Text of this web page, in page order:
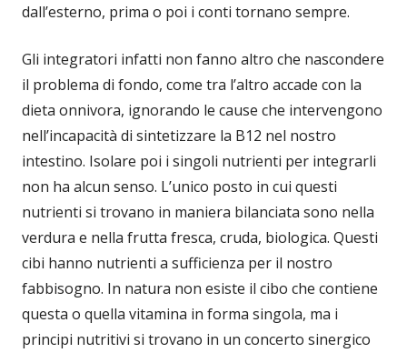
dall’esterno, prima o poi i conti tornano sempre.
Gli integratori infatti non fanno altro che nascondere
il problema di fondo, come tra l’altro accade con la
dieta onnivora, ignorando le cause che intervengono
nell’incapacità di sintetizzare la B12 nel nostro
intestino. Isolare poi i singoli nutrienti per integrarli
non ha alcun senso. L’unico posto in cui questi
nutrienti si trovano in maniera bilanciata sono nella
verdura e nella frutta fresca, cruda, biologica. Questi
cibi hanno nutrienti a sufficienza per il nostro
fabbisogno. In natura non esiste il cibo che contiene
questa o quella vitamina in forma singola, ma i
principi nutritivi si trovano in un concerto sinergico